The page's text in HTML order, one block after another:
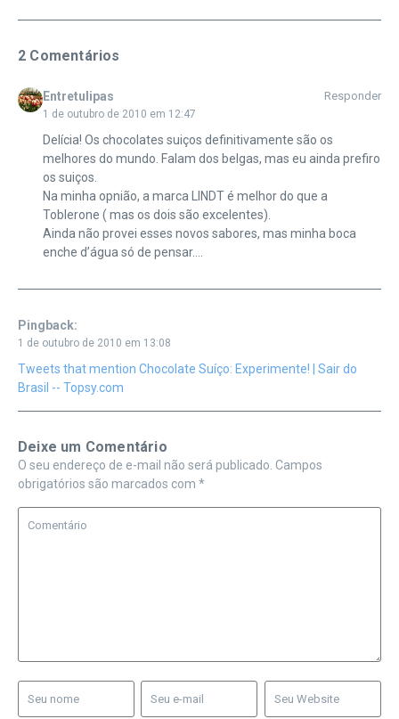
2 Comentários
Entretulipas
1 de outubro de 2010 em 12:47
Responder
Delícia! Os chocolates suiços definitivamente são os
melhores do mundo. Falam dos belgas, mas eu ainda prefiro
os suiços.
Na minha opnião, a marca LINDT é melhor do que a
Toblerone ( mas os dois são excelentes).
Ainda não provei esses novos sabores, mas minha boca
enche d’água só de pensar….
Pingback:
1 de outubro de 2010 em 13:08
Tweets that mention Chocolate Suíço: Experimente! | Sair do
Brasil -- Topsy.com
Deixe um Comentário
O seu endereço de e-mail não será publicado. Campos
obrigatórios são marcados com *